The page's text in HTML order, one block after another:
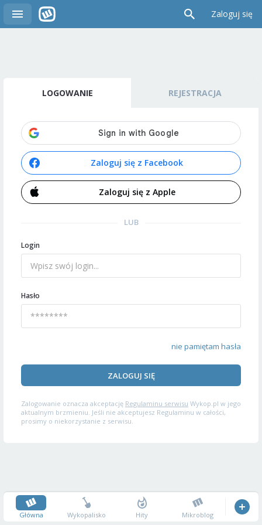
Zaloguj się
LOGOWANIE REJESTRACJA
Zaloguj się z Facebook
Zaloguj się z Apple
LUB
Login
Hasło
nie pamiętam hasła
ZALOGUJ SIĘ
Zalogowanie oznacza akceptację Regulaminu serwisu Wykop.pl w jego
aktualnym brzmieniu. Jeśli nie akceptujesz Regulaminu w całości,
prosimy o niekorzystanie z serwisu.
Główna Wykopalisko Hity Mikroblog